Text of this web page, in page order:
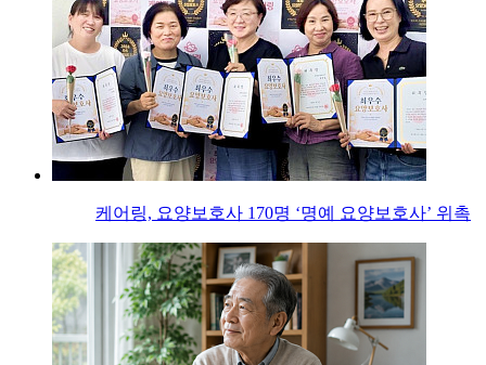
케어링, 요양보호사 170명 ‘명예 요양보호사’ 위촉